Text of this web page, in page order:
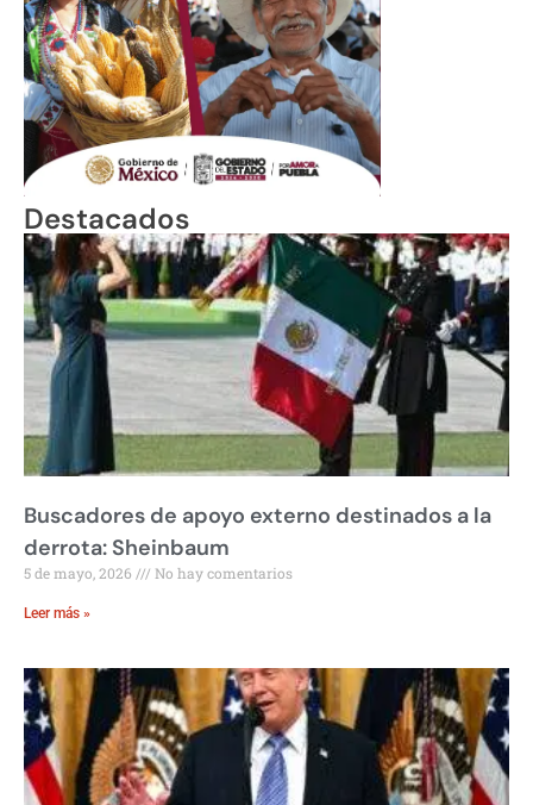
Destacados
Buscadores de apoyo externo destinados a la
derrota: Sheinbaum
5 de mayo, 2026 No hay comentarios
Leer más »